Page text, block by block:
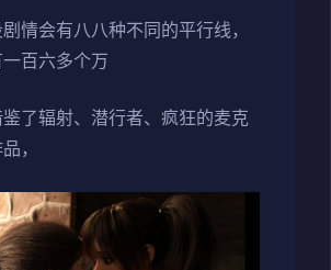
情会有八八种不同的平行线，
百六多个万
了辐射、潜行者、疯狂的麦克
，